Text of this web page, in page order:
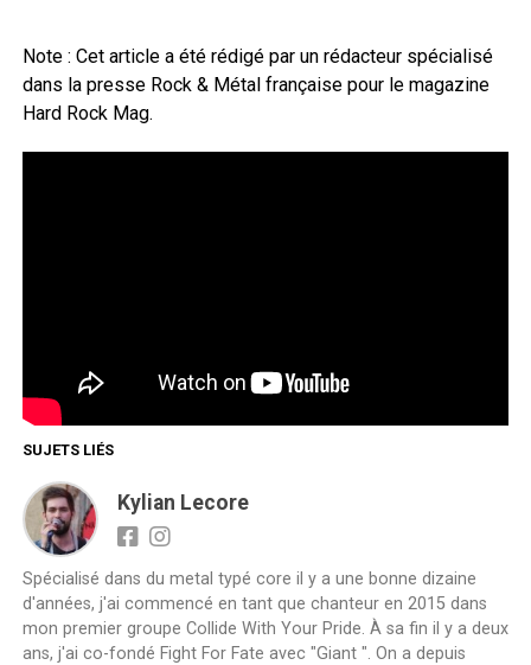
Note : Cet article a été rédigé par un rédacteur spécialisé
dans la presse Rock & Métal française pour le magazine
Hard Rock Mag.
SUJETS LIÉS
Kylian Lecore
Spécialisé dans du metal typé core il y a une bonne dizaine
d'années, j'ai commencé en tant que chanteur en 2015 dans
mon premier groupe Collide With Your Pride. À sa fin il y a deux
ans, j'ai co-fondé Fight For Fate avec "Giant ". On a depuis